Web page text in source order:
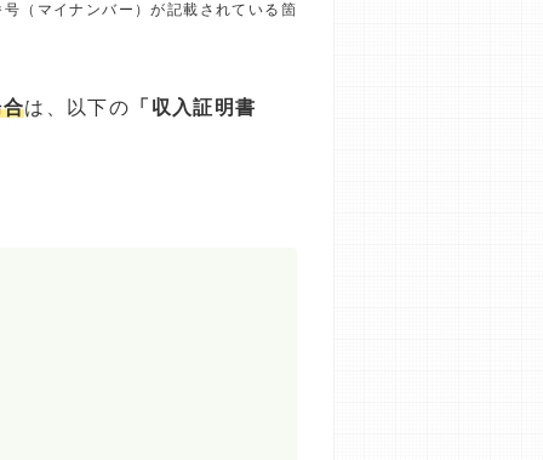
（マイナンバー）が記載されている箇
は、以下の 「収入証明書